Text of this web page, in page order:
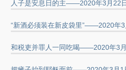
人子是安息日的主——2020年3月22
“新酒必须装在新皮袋里”——2020年
和税吏并罪人一同吃喝——2020年3